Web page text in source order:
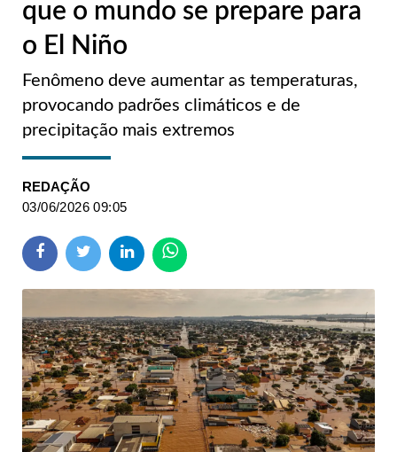
que o mundo se prepare para
o El Niño
Fenômeno deve aumentar as temperaturas,
provocando padrões climáticos e de
precipitação mais extremos
REDAÇÃO
03/06/2026 09:05